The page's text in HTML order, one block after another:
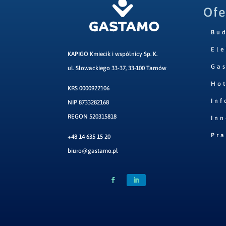
KAPIGO Kmiecik i wspólnicy Sp. K.
ul. Słowackiego 33-37, 33-100 Tarnów
KRS 0000922106
NIP 8733282168
REGON 520315818
+48 14 635 15 20
biuro@gastamo.pl